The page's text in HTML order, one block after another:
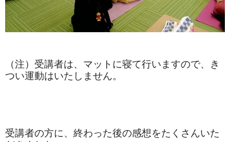
（注）受講者は、マットに寝て行いますので、き
つい運動はいたしません。
受講者の方に、終わった後の感想をたくさんいた